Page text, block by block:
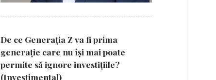
De ce Generația Z va fi prima
generație care nu își mai poate
permite să ignore investițiile?
(Investimental)